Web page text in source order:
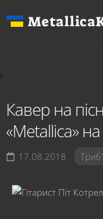
до
Кавер на
«Metallica» на
17.08.2018